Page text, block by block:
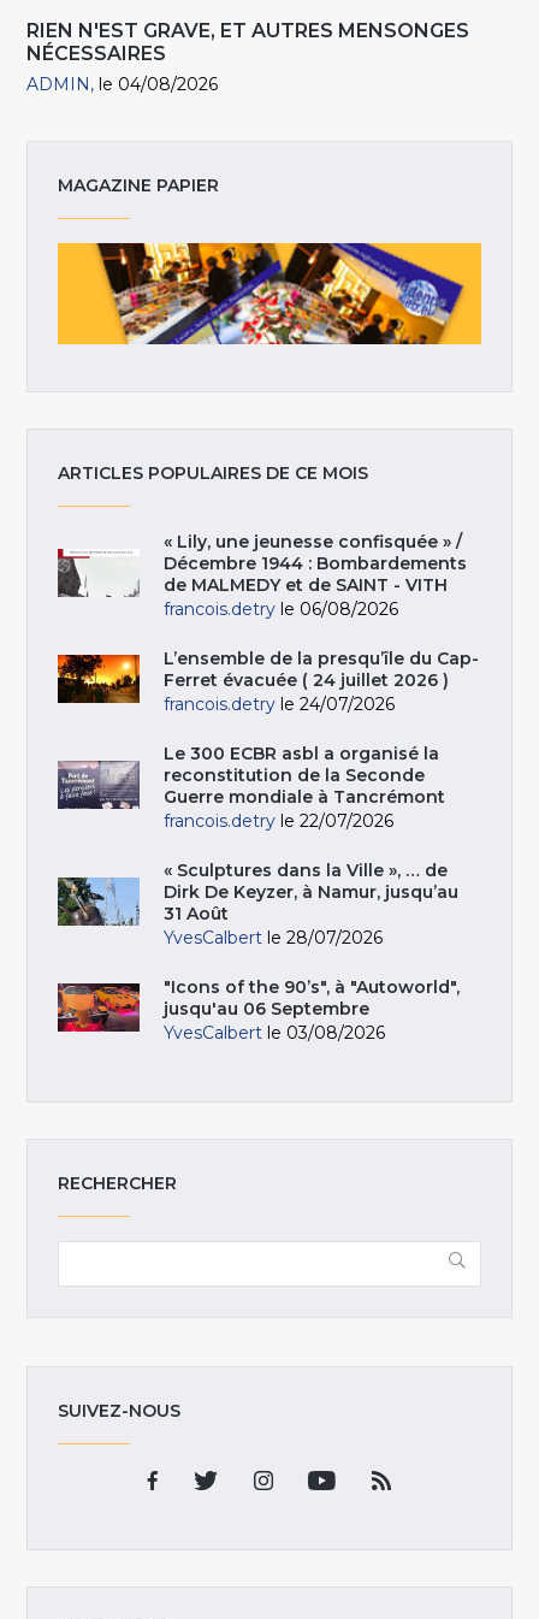
RIEN N'EST GRAVE, ET AUTRES MENSONGES
NÉCESSAIRES
ADMIN le 04/08/2026
MAGAZINE PAPIER
ARTICLES POPULAIRES DE CE MOIS
« Lily, une jeunesse confisquée » /
Décembre 1944 : Bombardements
de MALMEDY et de SAINT - VITH
francois.detry le 06/08/2026
L’ensemble de la presqu’île du Cap-
Ferret évacuée ( 24 juillet 2026 )
francois.detry le 24/07/2026
Le 300 ECBR asbl a organisé la
reconstitution de la Seconde
Guerre mondiale à Tancrémont
francois.detry le 22/07/2026
« Sculptures dans la Ville », … de
Dirk De Keyzer, à Namur, jusqu’au
31 Août
YvesCalbert le 28/07/2026
"Icons of the 90’s", à "Autoworld",
jusqu'au 06 Septembre
YvesCalbert le 03/08/2026
RECHERCHER
SUIVEZ-NOUS